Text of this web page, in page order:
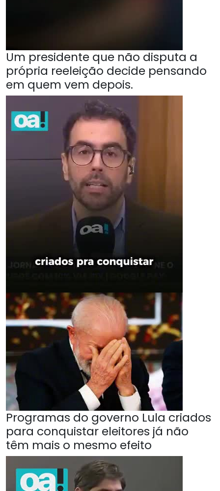
Um presidente que não disputa a
própria reeleição decide pensando
em quem vem depois.
Programas do governo Lula criados
para conquistar eleitores já não
têm mais o mesmo efeito